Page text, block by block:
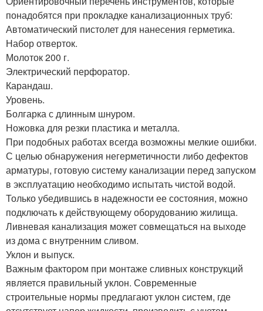
понадобятся при прокладке канализационных труб:
Автоматический пистолет для нанесения герметика.
Набор отверток.
Молоток 200 г.
Электрический перфоратор.
Карандаш.
Уровень.
Болгарка с длинным шнуром.
Ножовка для резки пластика и металла.
При подобных работах всегда возможны мелкие ошибки.
С целью обнаружения негерметичности либо дефектов
арматуры, готовую систему канализации перед запуском
в эксплуатацию необходимо испытать чистой водой.
Только убедившись в надежности ее состояния, можно
подключать к действующему оборудованию жилища.
Ливневая канализация может совмещаться на выходе
из дома с внутренним сливом.
Уклон и выпуск.
Важным фактором при монтаже сливных конструкций
является правильный уклон. Современные
строительные нормы предлагают уклон систем, где